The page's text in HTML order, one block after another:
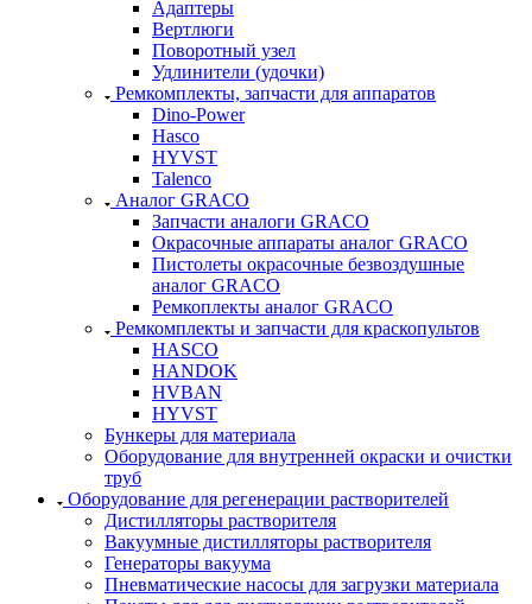
Адаптеры
Вертлюги
Поворотный узел
Удлинители (удочки)
Ремкомплекты, запчасти для аппаратов
Dino-Power
Hasco
HYVST
Talenco
Аналог GRACO
Запчасти аналоги GRACO
Окрасочные аппараты аналог GRACO
Пистолеты окрасочные безвоздушные
аналог GRACO
Ремкоплекты аналог GRACO
Ремкомплекты и запчасти для краскопультов
HASCO
HANDOK
HVBAN
HYVST
Бункеры для материала
Оборудование для внутренней окраски и очистки
труб
Оборудование для регенерации растворителей
Дистилляторы растворителя
Вакуумные дистилляторы растворителя
Генераторы вакуума
Пневматические насосы для загрузки материала